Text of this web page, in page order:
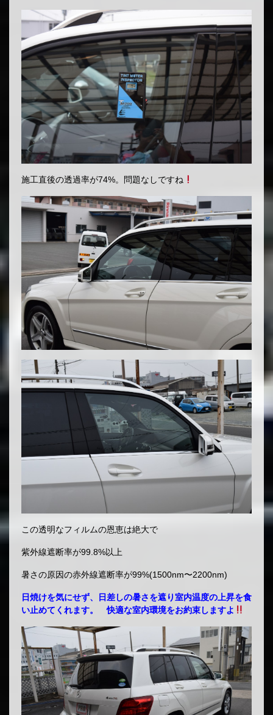
施工直後の透過率が74%。問題なしですね
この透明なフィルムの恩恵は絶大で
紫外線遮断率が99.8%以上
暑さの原因の赤外線遮断率が99%(1500nm〜2200nm)
日焼けを気にせず、日差しの暑さを遮り室内温度の上昇を食
い止めてくれます。 快適な室内環境をお約束しますよ